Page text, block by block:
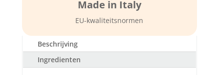
Made in Italy
EU-kwaliteitsnormen
Beschrijving
Ingredienten